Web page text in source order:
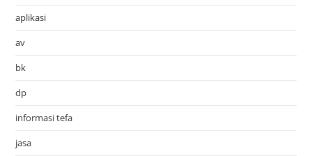
aplikasi
av
bk
dp
informasi tefa
jasa